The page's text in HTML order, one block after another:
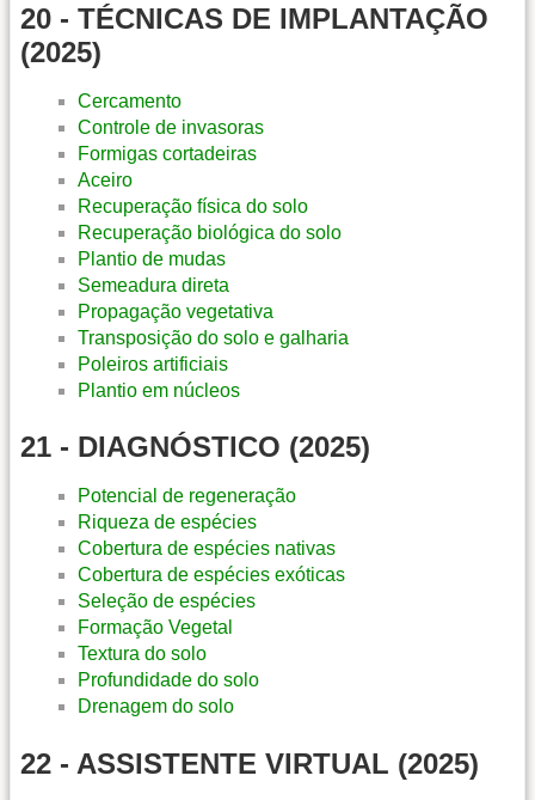
20 - TÉCNICAS DE IMPLANTAÇÃO
(2025)
Cercamento
Controle de invasoras
Formigas cortadeiras
Aceiro
Recuperação física do solo
Recuperação biológica do solo
Plantio de mudas
Semeadura direta
Propagação vegetativa
Transposição do solo e galharia
Poleiros artificiais
Plantio em núcleos
21 - DIAGNÓSTICO (2025)
Potencial de regeneração
Riqueza de espécies
Cobertura de espécies nativas
Cobertura de espécies exóticas
Seleção de espécies
Formação Vegetal
Textura do solo
Profundidade do solo
Drenagem do solo
22 - ASSISTENTE VIRTUAL (2025)